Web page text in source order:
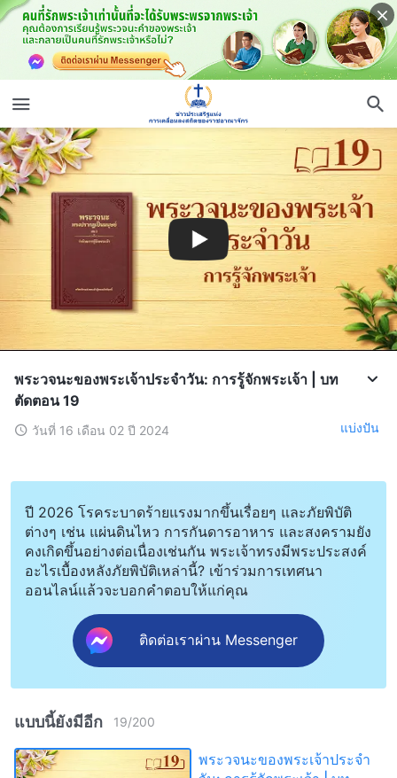
พระวจนะของพระเจ้าประจำวัน: การรู้จักพระเจ้า | บท
ตัดตอน 19
วันที่ 16 เดือน 02 ปี 2024 แบ่งปัน
ปี 2026 โรคระบาดร้ายแรงมากขึ้นเรื่อยๆ และภัยพิบัติ
ต่างๆ เช่น แผ่นดินไหว การกันดารอาหาร และสงครามยัง
คงเกิดขึ้นอย่างต่อเนื่องเช่นกัน พระเจ้าทรงมีพระประสงค์
อะไรเบื้องหลังภัยพิบัติเหล่านี้? เข้าร่วมการเทศนา
ออนไลน์แล้วจะบอกคำตอบให้แก่คุณ
ติดต่อเราผ่าน Messenger
แบบนี้ยังมีอีก 19/200
พระวจนะของพระเจ้าประจำ